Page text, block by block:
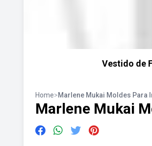
Vestido de
Home>Marlene Mukai Moldes Para
Marlene Mukai